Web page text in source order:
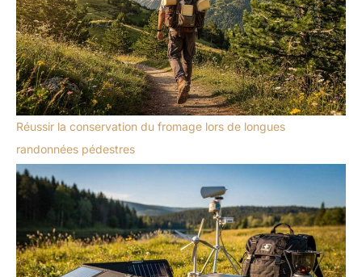
Réussir la conservation du fromage lors de longues
randonnées pédestres